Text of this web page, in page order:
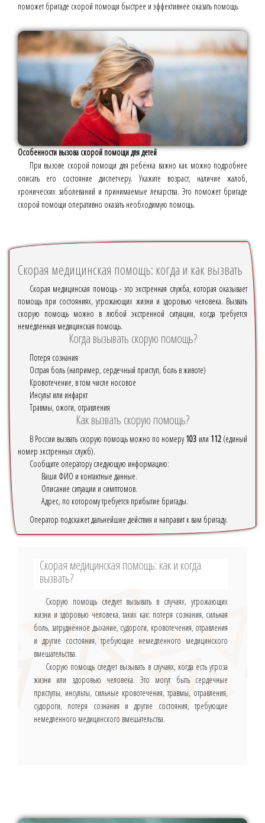
поможет бригаде скорой помощи быстрее и эффективнее оказать помощь.
Особенности вызова скорой помощи для детей
При вызове скорой помощи для ребёнка важно как можно подробнее
описать его состояние диспетчеру. Укажите возраст, наличие жалоб,
хронических заболеваний и принимаемые лекарства. Это поможет бригаде
скорой помощи оперативно оказать необходимую помощь.
Скорая медицинская помощь: когда и как вызвать
Скорая медицинская помощь - это экстренная служба, которая оказывает
помощь при состояниях, угрожающих жизни и здоровью человека. Вызвать
скорую помощь можно в любой экстренной ситуации, когда требуется
немедленная медицинская помощь.
Когда вызывать скорую помощь?
Потеря сознания
Острая боль (например, сердечный приступ, боль в животе)
Кровотечение, в том числе носовое
Инсульт или инфаркт
Травмы, ожоги, отравления
Как вызвать скорую помощь?
В России вызвать скорую помощь можно по номеру103 или 112(единый
номер экстренных служб).
Сообщите оператору следующую информацию:
Ваши ФИО и контактные данные.
Описание ситуации и симптомов.
Адрес, по которому требуется прибытие бригады.
Оператор подскажет дальнейшие действия и направит к вам бригаду.
Скорая медицинская помощь: как и когда
вызвать?
Скорую помощь следует вызывать в случаях, угрожающих
жизни и здоровью человека, таких как: потеря сознания, сильная
боль, затруднённое дыхание, судороги, кровотечения, отравления
и другие состояния, требующие немедленного медицинского
вмешательства.
Скорую помощь следует вызывать в случаях, когда есть угроза
жизни или здоровью человека. Это могут быть сердечные
приступы, инсульты, сильные кровотечения, травмы, отравления,
судороги, потеря сознания и другие состояния, требующие
немедленного медицинского вмешательства.